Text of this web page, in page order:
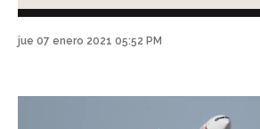
jue 07 enero 2021 05:52 PM